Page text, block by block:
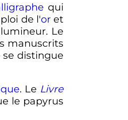
qui
de l'or et
Le
manuscrits
se distingue
. Le Livre
le papyrus